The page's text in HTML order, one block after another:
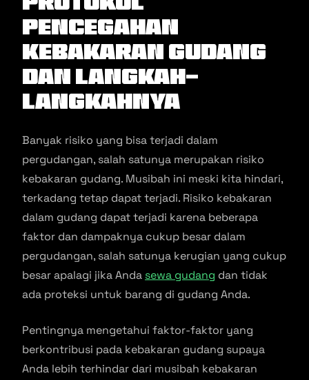
Pencegahan
Kebakaran Gudang
dan Langkah-
Langkahnya
Banyak risiko yang bisa terjadi dalam
pergudangan, salah satunya merupakan risiko
kebakaran gudang. Musibah ini meski kita hindari,
terkadang tetap dapat terjadi. Risiko kebakaran
dalam gudang dapat terjadi karena beberapa
faktor dan dampaknya cukup besar dalam
pergudangan, salah satunya kerugian yang cukup
besar apalagi jika Anda sewa gudang dan tidak
ada proteksi untuk barang di gudang Anda.
Pentingnya mengetahui faktor-faktor yang
berkontribusi pada kebakaran gudang supaya
Anda lebih terhindar dari musibah kebakaran